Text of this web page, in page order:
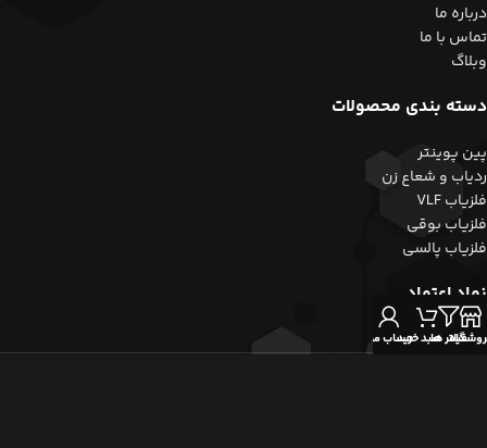
درباره ما
تماس با ما
وبلاگ
دسته بندی محصولات
پین پوینتر
ردیاب و شعاع زن
فلزیاب VLF
فلزیاب بوقی
فلزیاب پالسی
نماد اعتماد
فیلتر هاسبد خریدحساب من